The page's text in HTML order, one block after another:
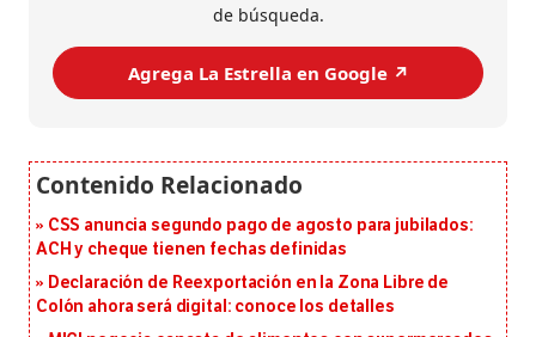
de búsqueda.
Agrega La Estrella en Google ↗️
CSS anuncia segundo pago de agosto para jubilados:
ACH y cheque tienen fechas definidas
Declaración de Reexportación en la Zona Libre de
Colón ahora será digital: conoce los detalles